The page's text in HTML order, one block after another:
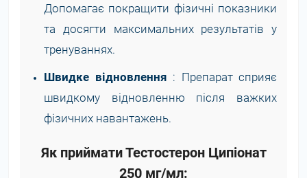
Допомагає покращити фізичні показники
та досягти максимальних результатів у
тренуваннях.
Швидке відновлення : Препарат сприяє
швидкому відновленню після важких
фізичних навантажень.
Як приймати Тестостерон Ципіонат
250 мг/мл: